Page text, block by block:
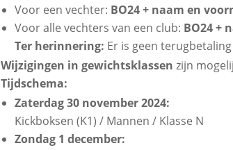
Voor een vechter: BO24 + naam en
Voor alle vechters van een club: BO24 +
Ter herinnering: Er is geen
Wijzigingen in gewichtsklassen zijn
Tijdschema:
Zaterdag 30 november 2024:
Kickboksen (K1) / Mannen / Klasse N
Zondag 1 december: